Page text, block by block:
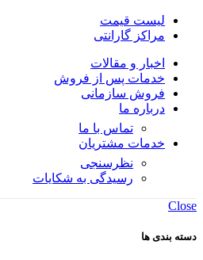
لیست قیمت
مراکز گارانتی
اخبار و مقالات
خدمات پس از فروش
فروش سازمانی
درباره ما
تماس با ما
خدمات مشتریان
نظرسنجی
رسیدگی به شکایات
Close
دسته بندی ها